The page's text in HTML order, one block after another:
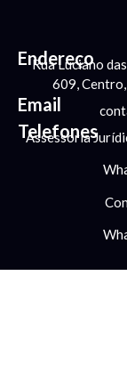
Endereço
Rua Luciano
609,
Email
Telefones
Assessoria